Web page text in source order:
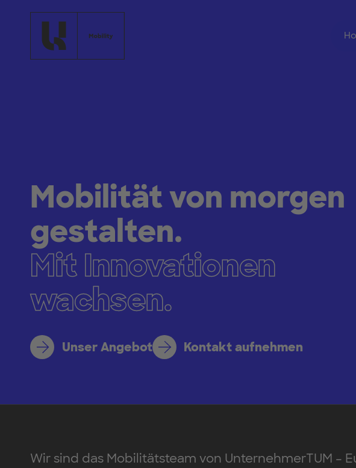
Zum Hauptinhalt springen
Mobilität von morgen
gestalten.
Mit Innovationen
wachsen.
Unser Angebot Kontakt aufnehmen
Wir sind das Mobilitätsteam von UnternehmerTUM